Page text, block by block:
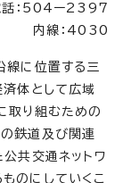
話：504ー2397
内線：4030
線に位置する三
体として広域
取り組むための
鉄道及び関連
共交通ネットワ
のにしていくこ